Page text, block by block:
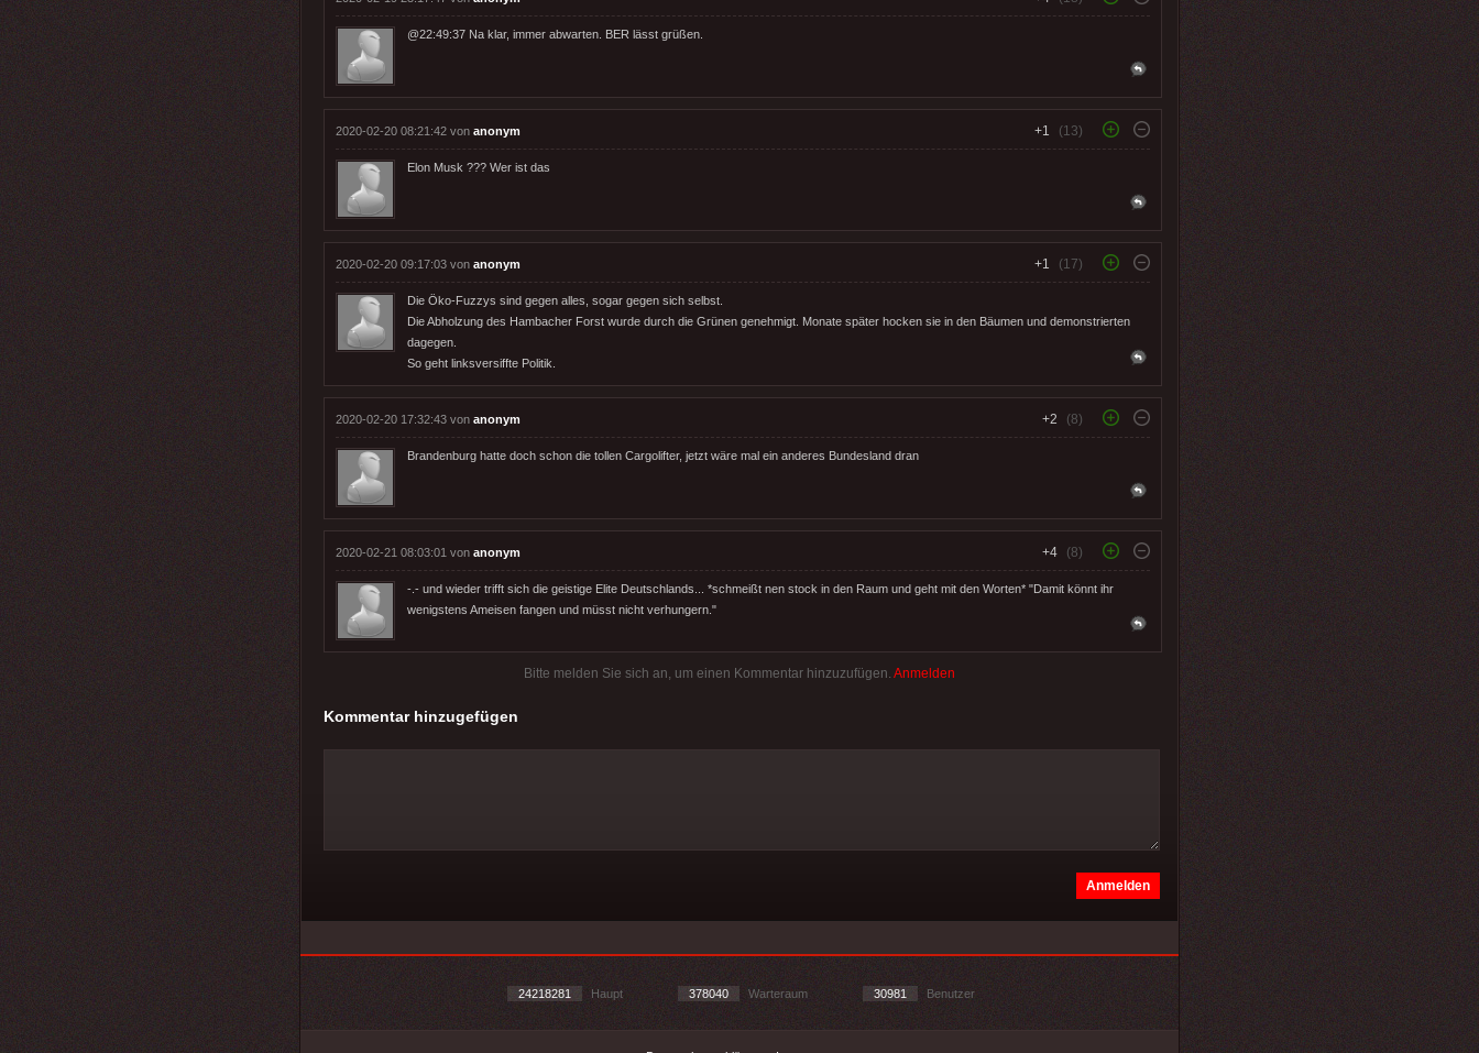
@22:49:37 Na klar, immer abwarten. BER lässt grüßen.
2020-02-20 08:21:42 von anonym +1 (13)
Elon Musk ??? Wer ist das
2020-02-20 09:17:03 von anonym +1 (17)
Die Öko-Fuzzys sind gegen alles, sogar gegen sich selbst.
Die Abholzung des Hambacher Forst wurde durch die Grünen genehmigt. Monate später hocken sie in den Bäumen und demonstrierten
dagegen.
So geht linksversiffte Politik.
2020-02-20 17:32:43 von anonym +2 (8)
Brandenburg hatte doch schon die tollen Cargolifter, jetzt wäre mal ein anderes Bundesland dran
2020-02-21 08:03:01 von anonym +4 (8)
-.- und wieder trifft sich die geistige Elite Deutschlands... *schmeißt nen stock in den Raum und geht mit den Worten* "Damit könnt ihr
wenigstens Ameisen fangen und müsst nicht verhungern."
Bitte melden Sie sich an, um einen Kommentar hinzuzufügen. Anmelden
Kommentar hinzugefügen
24218281 Haupt 378040 Warteraum 30981 Benutzer